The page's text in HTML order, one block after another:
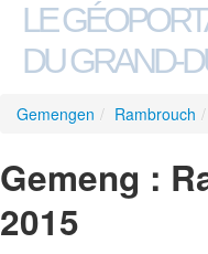
LE
DU GRAND-
Gemengen / Rambrouch /
Gemeng :
2015